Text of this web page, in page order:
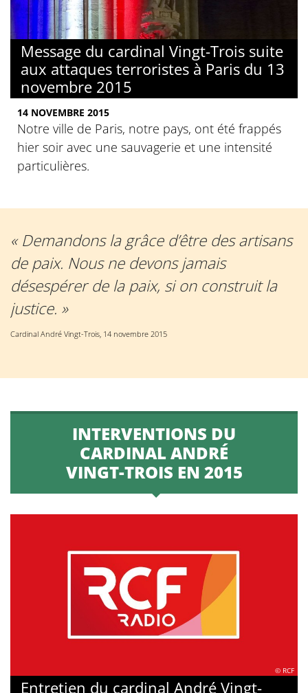
Message du cardinal Vingt-Trois suite
aux attaques terroristes à Paris du 13
novembre 2015
14 NOVEMBRE 2015
Notre ville de Paris, notre pays, ont été frappés
hier soir avec une sauvagerie et une intensité
particulières.
« Demandons la grâce d’être des artisans
de paix. Nous ne devons jamais
désespérer de la paix, si on construit la
justice. »
Cardinal André Vingt-Trois, 14 novembre 2015
INTERVENTIONS DU
CARDINAL ANDRÉ
VINGT-TROIS EN 2015
© RCF
Entretien du cardinal André Vingt-